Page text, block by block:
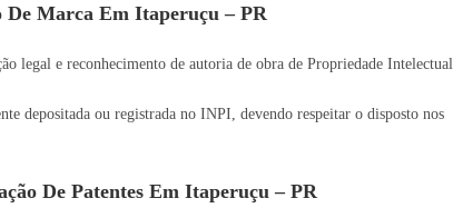
De Marca Em Itaperuçu – PR
legal e reconhecimento de autoria de obra de Propriedade Intelectual.
depositada ou registrada no INPI, devendo respeitar o disposto nos
De Patentes Em Itaperuçu – PR